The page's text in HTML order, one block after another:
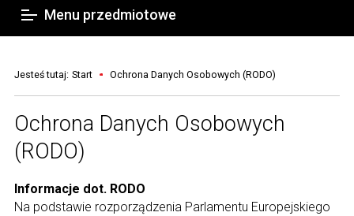
Menu przedmiotowe
Jesteś tutaj: Start Ochrona Danych Osobowych (RODO)
Ochrona Danych Osobowych
(RODO)
Informacje dot. RODO
Na podstawie rozporządzenia Parlamentu Europejskiego